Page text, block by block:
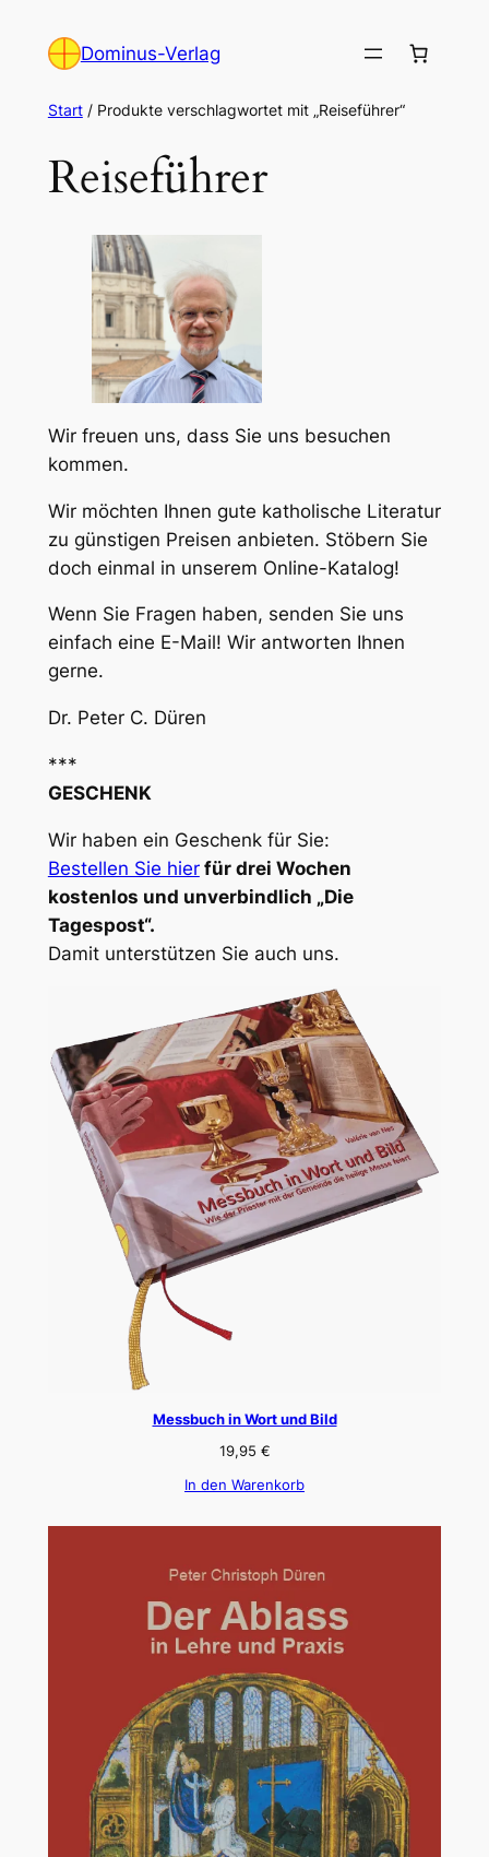
Inhalt
Dominus-Verlag
Start/ Produkte verschlagwortet mit „Reiseführer“
Reiseführer
Wir freuen uns, dass Sie uns besuchen
kommen.
Wir möchten Ihnen gute katholische Literatur
zu günstigen Preisen anbieten. Stöbern Sie
doch einmal in unserem Online-Katalog!
Wenn Sie Fragen haben, senden Sie uns
einfach eine E-Mail! Wir antworten Ihnen
gerne.
Dr. Peter C. Düren
***
GESCHENK
Wir haben ein Geschenk für Sie:
Bestellen Sie hier für drei Wochen
kostenlos und unverbindlich „Die
Tagespost“.
Damit unterstützen Sie auch uns.
Messbuch in Wort und Bild
19,95 €
In den Warenkorb